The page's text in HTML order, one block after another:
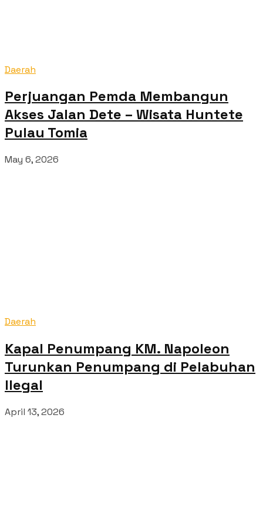
Daerah
Perjuangan Pemda Membangun
Akses Jalan Dete – Wisata Huntete
Pulau Tomia
May 6, 2026
Daerah
Kapal Penumpang KM. Napoleon
Turunkan Penumpang di Pelabuhan
Ilegal
April 13, 2026